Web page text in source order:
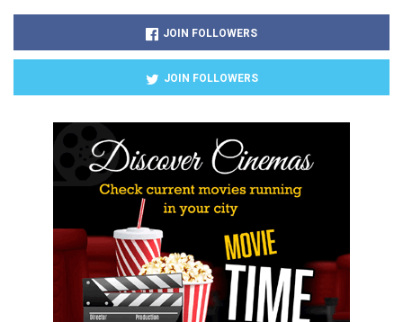
JOIN FOLLOWERS
JOIN FOLLOWERS